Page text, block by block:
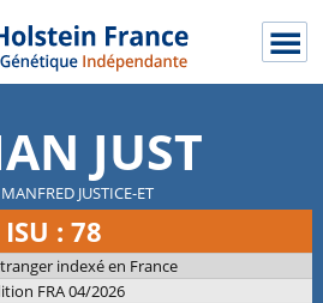
JUST
JUSTICE-ET
ISU : 78
indexé en France
FRA 04/2026